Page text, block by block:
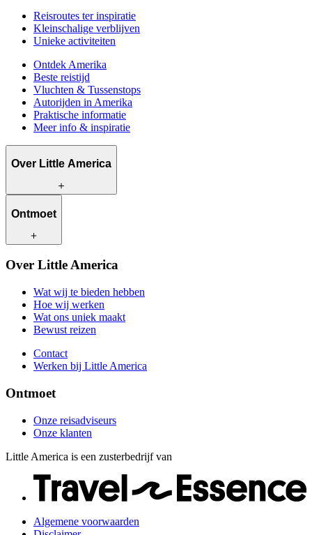
Reisroutes ter inspiratie
Kleinschalige verblijven
Unieke activiteiten
Ontdek Amerika
Beste reistijd
Vluchten & Tussenstops
Autorijden in Amerika
Praktische informatie
Meer info & inspiratie
Over Little America
Wat wij te bieden hebben
Wat ons uniek maakt
Contact
Werken bij Little America
Ontmoet
Onze reisadviseurs
Over Little America
Wat wij te bieden hebben
Hoe wij werken
Wat ons uniek maakt
Bewust reizen
Contact
Werken bij Little America
Ontmoet
Onze reisadviseurs
Onze klanten
Little America is een zusterbedrijf van
Algemene voorwaarden